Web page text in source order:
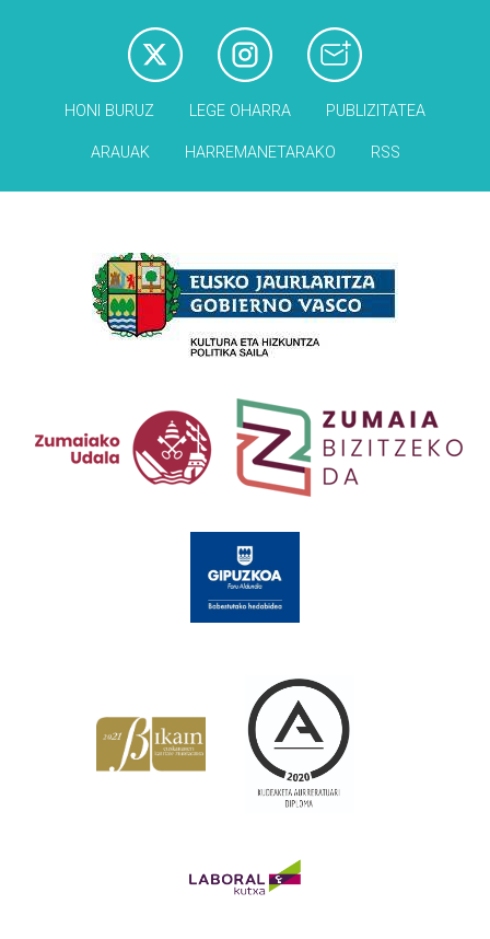
HONI BURUZ LEGE OHARRA PUBLIZITATEA
ARAUAK HARREMANETARAKO RSS